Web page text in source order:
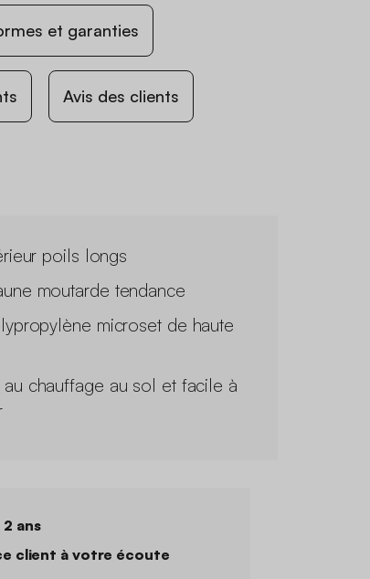
et garanties
Avis des clients
poils longs
moutarde tendance
microset de haute
au chauffage au sol et facile à
ans
client à votre écoute